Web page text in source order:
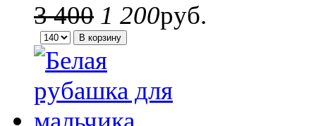
3 400 1 200руб.